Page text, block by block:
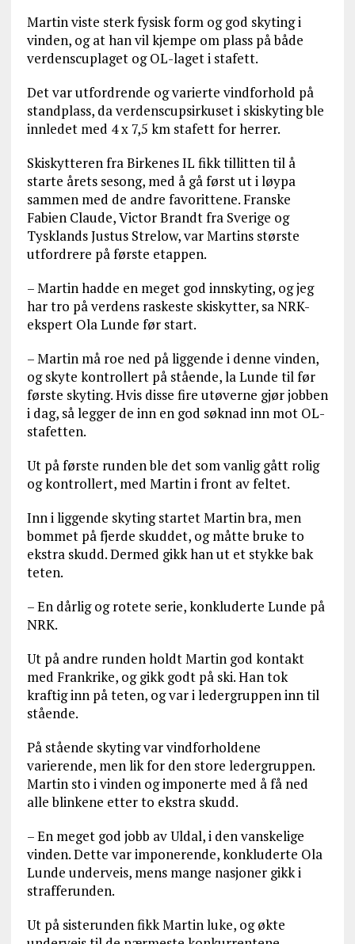
Martin viste sterk fysisk form og god skyting i
vinden, og at han vil kjempe om plass på både
verdenscuplaget og OL-laget i stafett.
Det var utfordrende og varierte vindforhold på
standplass, da verdenscupsirkuset i skiskyting ble
innledet med 4 x 7,5 km stafett for herrer.
Skiskytteren fra Birkenes IL fikk tillitten til å
starte årets sesong, med å gå først ut i løypa
sammen med de andre favorittene. Franske
Fabien Claude, Victor Brandt fra Sverige og
Tysklands Justus Strelow, var Martins største
utfordrere på første etappen.
– Martin hadde en meget god innskyting, og jeg
har tro på verdens raskeste skiskytter, sa NRK-
ekspert Ola Lunde før start.
– Martin må roe ned på liggende i denne vinden,
og skyte kontrollert på stående, la Lunde til før
første skyting. Hvis disse fire utøverne gjør jobben
i dag, så legger de inn en god søknad inn mot OL-
stafetten.
Ut på første runden ble det som vanlig gått rolig
og kontrollert, med Martin i front av feltet.
Inn i liggende skyting startet Martin bra, men
bommet på fjerde skuddet, og måtte bruke to
ekstra skudd. Dermed gikk han ut et stykke bak
teten.
– En dårlig og rotete serie, konkluderte Lunde på
NRK.
Ut på andre runden holdt Martin god kontakt
med Frankrike, og gikk godt på ski. Han tok
kraftig inn på teten, og var i ledergruppen inn til
stående.
På stående skyting var vindforholdene
varierende, men lik for den store ledergruppen.
Martin sto i vinden og imponerte med å få ned
alle blinkene etter to ekstra skudd.
– En meget god jobb av Uldal, i den vanskelige
vinden. Dette var imponerende, konkluderte Ola
Lunde underveis, mens mange nasjoner gikk i
strafferunden.
Ut på sisterunden fikk Martin luke, og økte